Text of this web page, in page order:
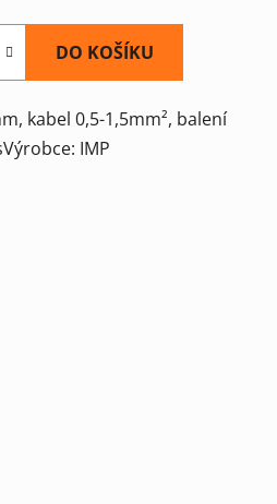
DO KOŠÍKU
kabel 0,5-1,5mm², balení
IMP